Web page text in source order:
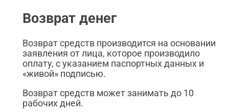
Возврат денег
Возврат средств производится на основании
заявления от лица, которое производило
оплату, с указанием паспортных данных и
«живой» подписью.
Возврат средств может занимать до 10
рабочих дней.